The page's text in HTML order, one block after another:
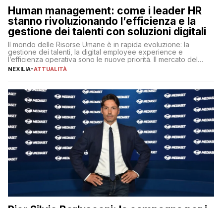
Human management: come i leader HR
stanno rivoluzionando l’efficienza e la
gestione dei talenti con soluzioni digitali
Il mondo delle Risorse Umane è in rapida evoluzione: la
gestione dei talenti, la digital employee experience e
l’efficienza operativa sono le nuove priorità. Il mercato del
lavoro, d’altra parte, è sempre più competitivo con una lotta
NEXILIA-ATTUALITÀ